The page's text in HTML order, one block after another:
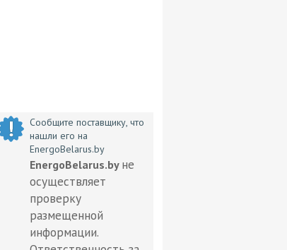
Сообщите поставщику, что
нашли его на
EnergoBelarus.by
EnergoBelarus.by не
осуществляет
проверку
размещенной
информации.